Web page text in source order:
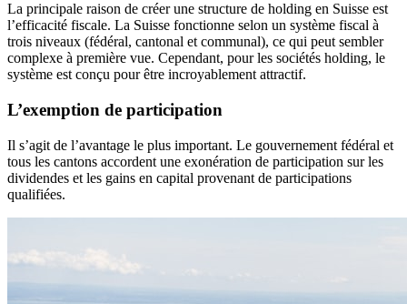
La principale raison de créer une structure de holding en Suisse est
l’efficacité fiscale. La Suisse fonctionne selon un système fiscal à
trois niveaux (fédéral, cantonal et communal), ce qui peut sembler
complexe à première vue. Cependant, pour les sociétés holding, le
système est conçu pour être incroyablement attractif.
L’exemption de participation
Il s’agit de l’avantage le plus important. Le gouvernement fédéral et
tous les cantons accordent une exonération de participation sur les
dividendes et les gains en capital provenant de participations
qualifiées.